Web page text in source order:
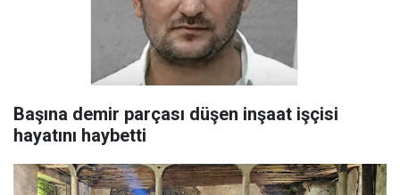
Başına demir parçası düşen inşaat işçisi
hayatını haybetti